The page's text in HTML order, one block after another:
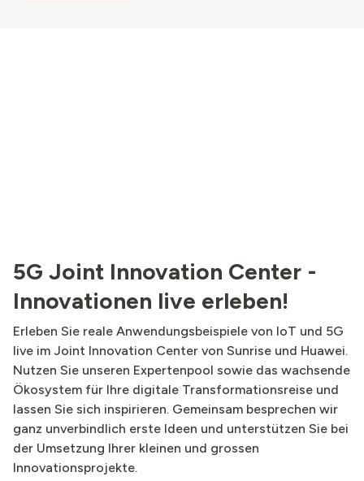
5G Joint Innovation Center -
Innovationen live erleben!
Erleben Sie reale Anwendungsbeispiele von IoT und 5G
live im Joint Innovation Center von Sunrise und Huawei.
Nutzen Sie unseren Expertenpool sowie das wachsende
Ökosystem für Ihre digitale Transformationsreise und
lassen Sie sich inspirieren. Gemeinsam besprechen wir
ganz unverbindlich erste Ideen und unterstützen Sie bei
der Umsetzung Ihrer kleinen und grossen
Innovationsprojekte.